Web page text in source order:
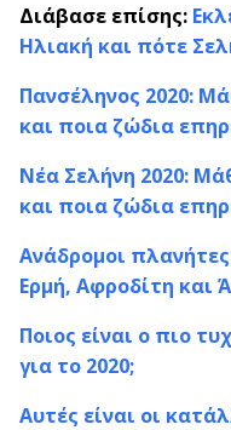
Διάβασε επίσης:
Ηλιακή και πότε
Πανσέληνος 2020:
και ποια ζώδια
Νέα Σελήνη 2020:
και ποια ζώδια
Ανάδρομοι
Ερμή, Αφροδίτη και
Ποιος είναι ο πιο
για το 2020;
Αυτές είναι οι